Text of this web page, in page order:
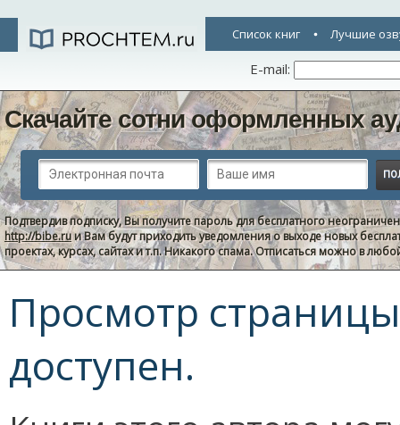
Список книг Лучшие
E-mail:
Скачайте сотни оформленных
Подтвердив подписку, Вы получите пароль для бесплатного
http://bibe.ruи Вам будут приходить уведомления о выходе новых
проектах, курсах, сайтах и т.п. Никакого спама. Отписаться можно в
Просмотр
доступен.